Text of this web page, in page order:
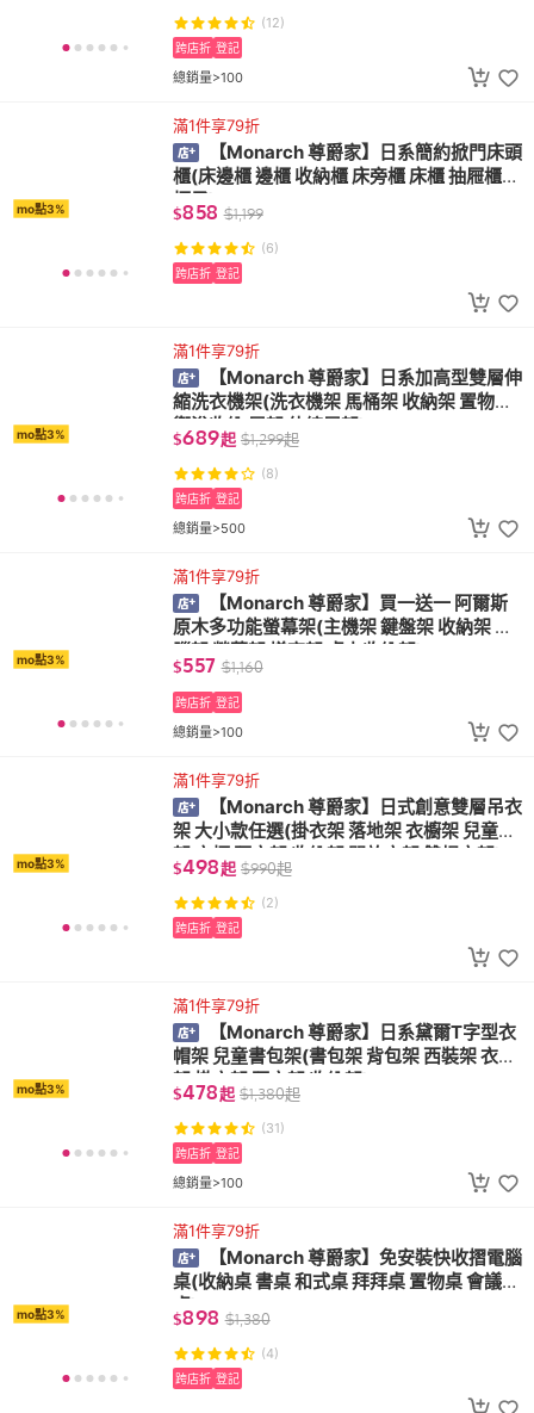
(12)
總銷量>100
跨店折 登記
mo點3%
滿1件享79折
【Monarch 尊爵家】日系簡約掀門床頭
櫃(床邊櫃 邊櫃 收納櫃 床旁櫃 床櫃 抽屜櫃
櫃子)
$858 $1,199
(6)
跨店折 登記
mo點3%
滿1件享79折
【Monarch 尊爵家】日系加高型雙層伸
縮洗衣機架(洗衣機架 馬桶架 收納架 置物架
衛浴收納 層架 伸縮層架)
$689起 $1,299起
(8)
總銷量>500
跨店折 登記
mo點3%
滿1件享79折
【Monarch 尊爵家】買一送一 阿爾斯
原木多功能螢幕架(主機架 鍵盤架 收納架 電
腦架 螢幕架 增高架 桌上收納架)
$557 $1,160
總銷量>100
跨店折 登記
mo點3%
滿1件享79折
【Monarch 尊爵家】日式創意雙層吊衣
架 大小款任選(掛衣架 落地架 衣櫥架 兒童衣
架 衣櫃 曬衣架 收納架 開放衣架 雙桿衣架)
$498起 $990起
(2)
跨店折 登記
mo點3%
滿1件享79折
【Monarch 尊爵家】日系黛爾T字型衣
帽架 兒童書包架(書包架 背包架 西裝架 衣帽
架 掛衣架 曬衣架 收納架)
$478起 $1,380起
(31)
總銷量>100
跨店折 登記
mo點3%
滿1件享79折
【Monarch 尊爵家】免安裝快收摺電腦
桌(收納桌 書桌 和式桌 拜拜桌 置物桌 會議
桌)
$898 $1,380
(4)
跨店折 登記